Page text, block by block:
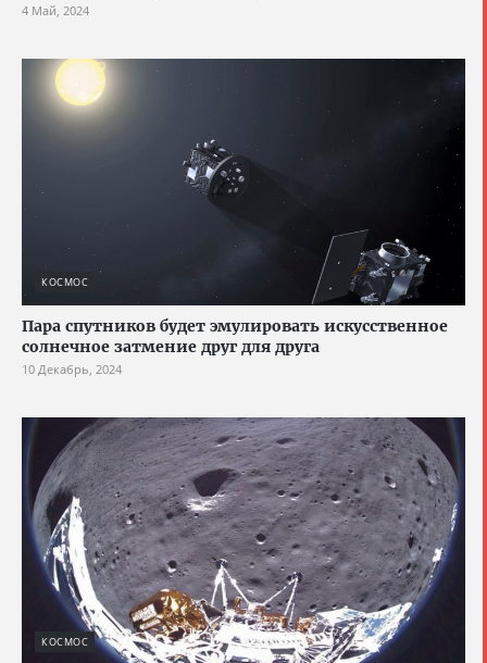
4 Май, 2024
КОСМОС
Пара спутников будет эмулировать искусственное
солнечное затмение друг для друга
10 Декабрь, 2024
КОСМОС